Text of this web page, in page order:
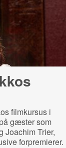
filmkursus i
gæster som
Joachim Trier,
forpremierer.